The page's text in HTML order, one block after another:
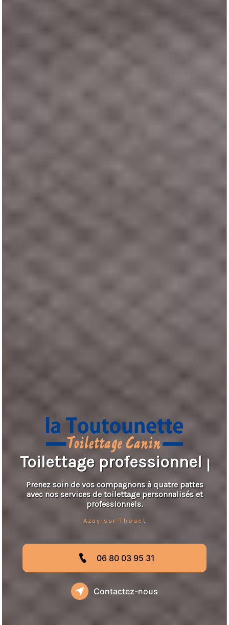
Toilettage professionnel
Prenez soin de vos compagnons à quatre pattes
avec nos services de toilettage personnalisés et
professionnels.
Azay-sur-Thouet
06 80 03 95 31
Contactez-nous